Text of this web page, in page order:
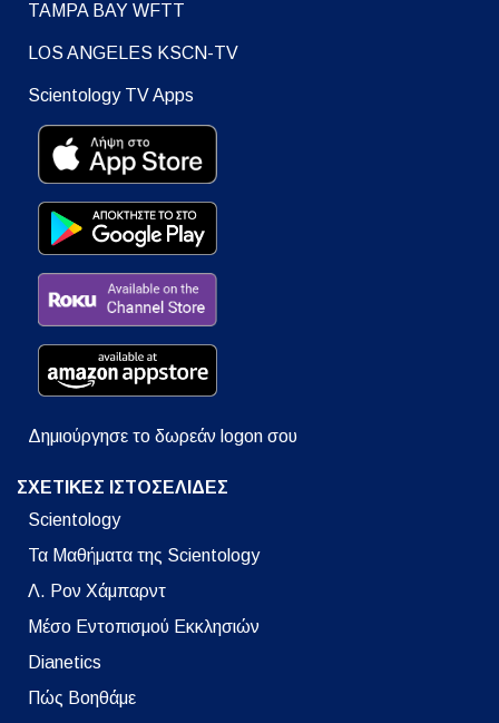
TAMPA BAY WFTT
LOS ANGELES KSCN-TV
Scientology TV Apps
Δημιούργησε το δωρεάν logon σου
ΣΧΕΤΙΚΕΣ ΙΣΤΟΣΕΛΙΔΕΣ
Scientology
Τα Μαθήματα της Scientology
Λ. Ρον Χάμπαρντ
Μέσο Εντοπισμού Εκκλησιών
Dianetics
Πώς Βοηθάμε